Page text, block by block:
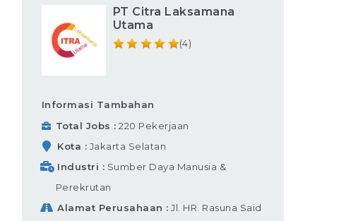
PT Citra Laksamana
Utama
(4)
Informasi Tambahan
Total Jobs
220 Pekerjaan
Kota
Jakarta Selatan
Industri
Sumber Daya Manusia &
Perekrutan
Alamat Perusahaan
Jl. HR. Rasuna Said